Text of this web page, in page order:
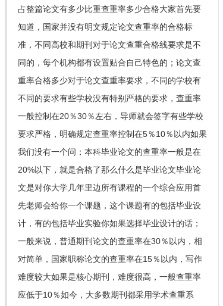
占整篇论文有多少比重查重率多少合格大家首先要
知道，国家并没有明文规定论文查重率的合格标
准，不同高校和期刊对于论文查重合格线要求是不
同的，每个机构都有设置贴合自己特色的；论文查
重率合格多少对于论文查重率要求，不同的学校有
不同的要求有些学校没有特别严格的要求，查重率
一般控制在20％30％左右，导师就会签字有些学校
要求严格，明确规定查重率控制在5％10％以内如果
我们没有一个问；本科毕业论文的查重率一般是在
20%以下，就是合格了那么什么是毕业论文毕业论
文是对你大学几年里边所有课程的一个综合应用首
先老师会给你一个课题，这个课题有的包括毕业设
计，有的包括毕业实验你如果选择毕业设计的话；
一般来说，普通期刊论文的查重率在30％以内，相
对简单，国家职称论文的查重率在15％以内，写作
难度较大如果是核心期刊，难度很高，一般查重率
应低于10％如今，大多数期刊都采用学术查重系